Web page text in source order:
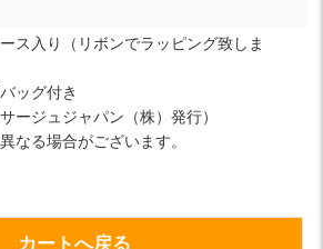
ス入り（リボンでラッピング致しま
ッグ付き
ージュジャパン（株）発行）
なる場合がございます。
カートへ戻る